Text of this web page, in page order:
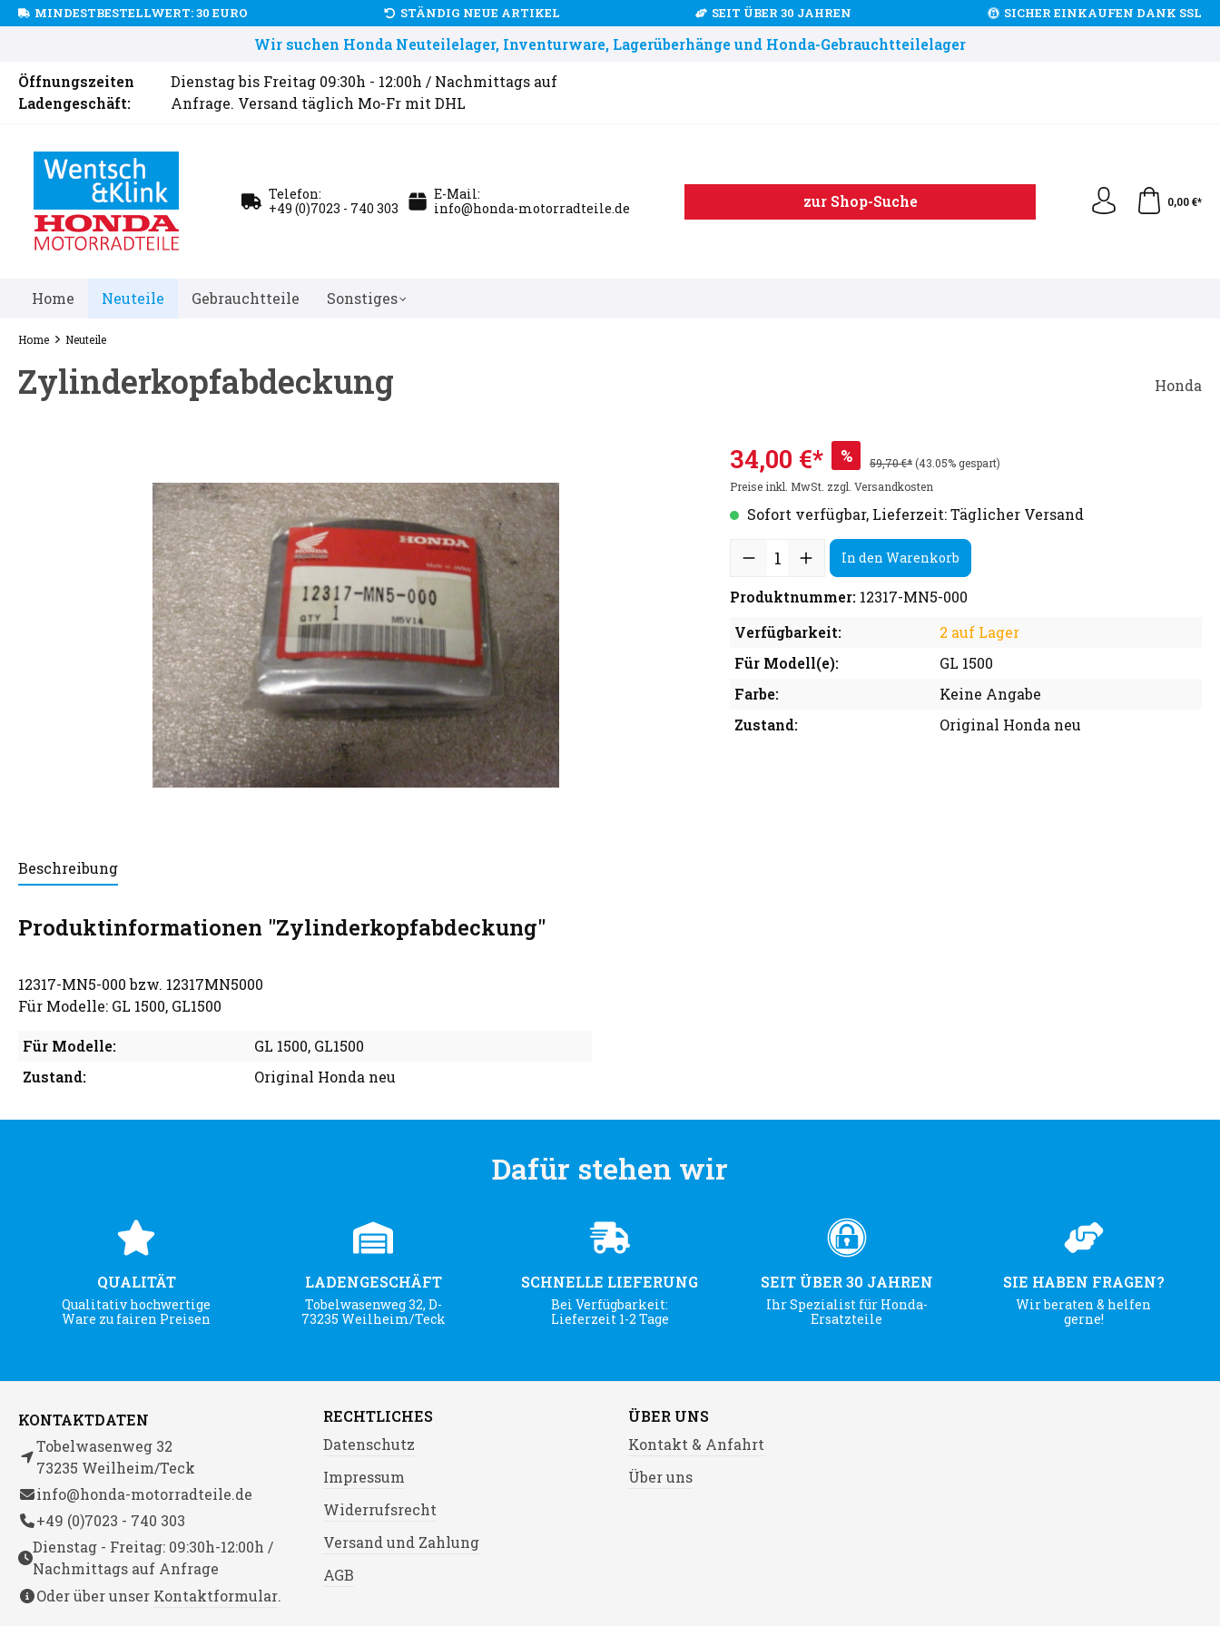
MINDESTBESTELLWERT: 30 EURO STÄNDIG NEUE ARTIKEL SEIT ÜBER 30 JAHREN SICHER EINKAUFEN DANK SSL
Wir suchen Honda Neuteilelager, Inventurware, Lagerüberhänge und Honda-Gebrauchtteilelager
Öffnungszeiten
Ladengeschäft:
Dienstag bis Freitag 09:30h - 12:00h / Nachmittags auf
Anfrage. Versand täglich Mo-Fr mit DHL
Telefon:
+49 (0)7023 - 740 303
E-Mail:
info@honda-motorradteile.de
zur Shop-Suche 0,00 €*
Home Neuteile Gebrauchtteile Sonstiges
Home Neuteile
Zylinderkopfabdeckung Honda
34,00 €* % 59,70 €*(43.05% gespart)
Preise inkl. MwSt. zzgl. Versandkosten
Sofort verfügbar, Lieferzeit: Täglicher Versand
In den Warenkorb
Produktnummer: 12317-MN5-000
Verfügbarkeit:
2 auf Lager
Für Modell(e):
GL 1500
Farbe:
Keine Angabe
Zustand:
Original Honda neu
Beschreibung
Produktinformationen "Zylinderkopfabdeckung"
12317-MN5-000 bzw. 12317MN5000
Für Modelle: GL 1500, GL1500
Für Modelle: GL 1500, GL1500
Zustand:
Original Honda neu
Dafür stehen wir
QUALITÄT
Qualitativ hochwertige
Ware zu fairen Preisen
LADENGESCHÄFT
Tobelwasenweg 32, D-
73235 Weilheim/Teck
SCHNELLE LIEFERUNG
Bei Verfügbarkeit:
Lieferzeit 1-2 Tage
SEIT ÜBER 30 JAHREN
Ihr Spezialist für Honda-
Ersatzteile
SIE HABEN FRAGEN?
Wir beraten & helfen
gerne!
KONTAKTDATEN
Tobelwasenweg 32
73235 Weilheim/Teck
info@honda-motorradteile.de
+49 (0)7023 - 740 303
Dienstag - Freitag: 09:30h-12:00h /
Nachmittags auf Anfrage
Oder über unser Kontaktformular.
RECHTLICHES
Datenschutz
Impressum
Widerrufsrecht
Versand und Zahlung
AGB
ÜBER UNS
Kontakt & Anfahrt
Über uns